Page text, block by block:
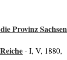
Provinz Sachsen
- I, V, 1880,